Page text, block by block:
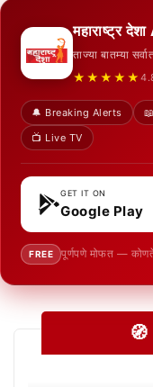
महाराष्ट्र
ताज्या बातम्या
★★★★★
🔔 Breaking Alerts
📺 Live TV
GET IT ON
Google Play
FREE पूर्णपणे मोफत —
🧭